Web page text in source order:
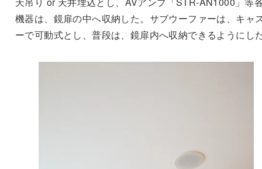
機器は、鏡扉の中へ収納した。サブウーファーは、キャ
ーで可動式とし、普段は、鏡扉内へ収納できるようにし